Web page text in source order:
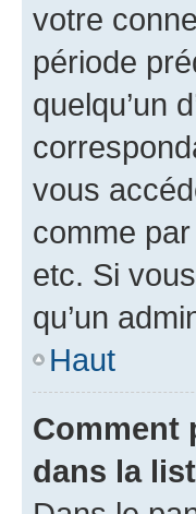
votre
période
quelqu’un
vous
comme
etc. Si
qu’un
Haut
Comment
dans la